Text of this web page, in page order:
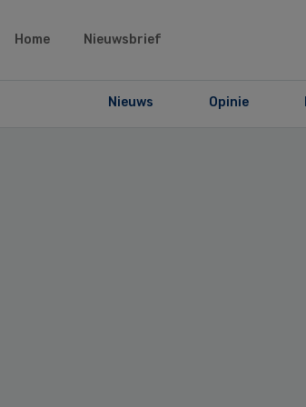
Home Nieuwsbrief
Nieuws Opinie